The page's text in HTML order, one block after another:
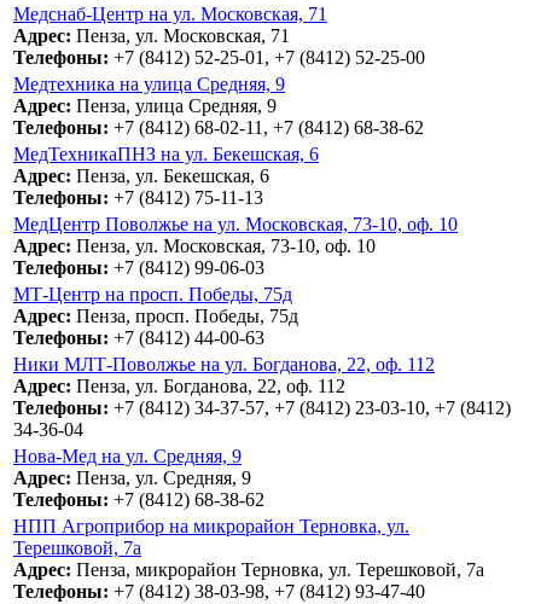
Медснаб-Центр на ул. Московская, 71
Адрес: Пенза, ул. Московская, 71
Телефоны: +7 (8412) 52-25-01, +7 (8412) 52-25-00
Медтехника на улица Средняя, 9
Адрес: Пенза, улица Средняя, 9
Телефоны: +7 (8412) 68-02-11, +7 (8412) 68-38-62
МедТехникаПНЗ на ул. Бекешская, 6
Адрес: Пенза, ул. Бекешская, 6
Телефоны: +7 (8412) 75-11-13
МедЦентр Поволжье на ул. Московская, 73-10, оф. 10
Адрес: Пенза, ул. Московская, 73-10, оф. 10
Телефоны: +7 (8412) 99-06-03
МТ-Центр на просп. Победы, 75д
Адрес: Пенза, просп. Победы, 75д
Телефоны: +7 (8412) 44-00-63
Ники МЛТ-Поволжье на ул. Богданова, 22, оф. 112
Адрес: Пенза, ул. Богданова, 22, оф. 112
Телефоны: +7 (8412) 34-37-57, +7 (8412) 23-03-10, +7 (8412)
34-36-04
Нова-Мед на ул. Средняя, 9
Адрес: Пенза, ул. Средняя, 9
Телефоны: +7 (8412) 68-38-62
НПП Агроприбор на микрорайон Терновка, ул.
Терешковой, 7а
Адрес: Пенза, микрорайон Терновка, ул. Терешковой, 7а
Телефоны: +7 (8412) 38-03-98, +7 (8412) 93-47-40